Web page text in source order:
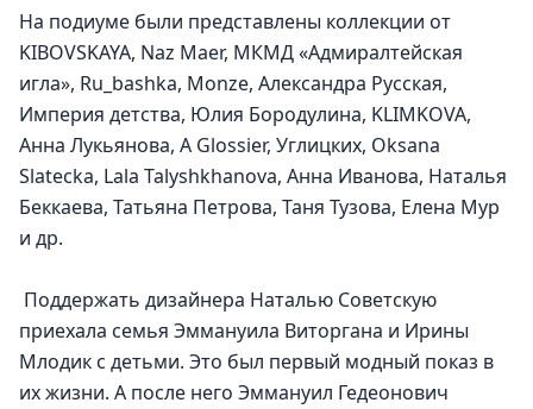
На подиуме были представлены коллекции от
KIBOVSKAYA, Naz Maer, МКМД «Адмиралтейская
игла», Ru_bashka, Monze, Александра Русская,
Империя детства, Юлия Бородулина, KLIMKOVA,
Анна Лукьянова, А Glossier, Углицких, Oksana
Slatecka, Lala Talyshkhanova, Анна Иванова, Наталья
Беккаева, Татьяна Петрова, Таня Тузова, Елена Мур
и др.
Поддержать дизайнера Наталью Советскую
приехала семья Эммануила Виторгана и Ирины
Млодик с детьми. Это был первый модный показ в
их жизни. А после него Эммануил Гедеонович